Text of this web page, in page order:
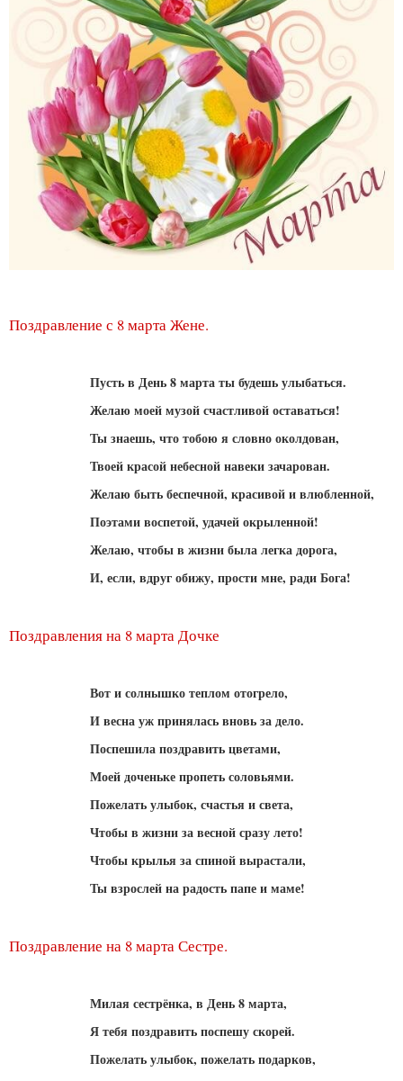
Поздравление с 8 марта Жене.
Пусть в День 8 марта ты будешь улыбаться.
Желаю моей музой счастливой оставаться!
Ты знаешь, что тобою я словно околдован,
Твоей красой небесной навеки зачарован.
Желаю быть беспечной, красивой и влюбленной,
Поэтами воспетой, удачей окрыленной!
Желаю, чтобы в жизни была легка дорога,
И, если, вдруг обижу, прости мне, ради Бога!
Поздравления на 8 марта Дочке
Вот и солнышко теплом отогрело,
И весна уж принялась вновь за дело.
Поспешила поздравить цветами,
Моей доченьке пропеть соловьями.
Пожелать улыбок, счастья и света,
Чтобы в жизни за весной сразу лето!
Чтобы крылья за спиной вырастали,
Ты взрослей на радость папе и маме!
Поздравление на 8 марта Сестре.
Милая сестрёнка, в День 8 марта,
Я тебя поздравить поспешу скорей.
Пожелать улыбок, пожелать подарков,